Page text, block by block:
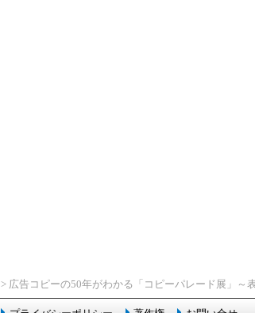
> 広告コピーの50年がわかる「コピーパレード展」～